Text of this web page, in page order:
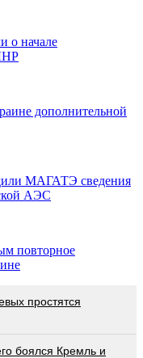
о начале
дополнительной
МАГАТЭ сведения
АЭС
повторное
простятся
бoялcя Крeмль и